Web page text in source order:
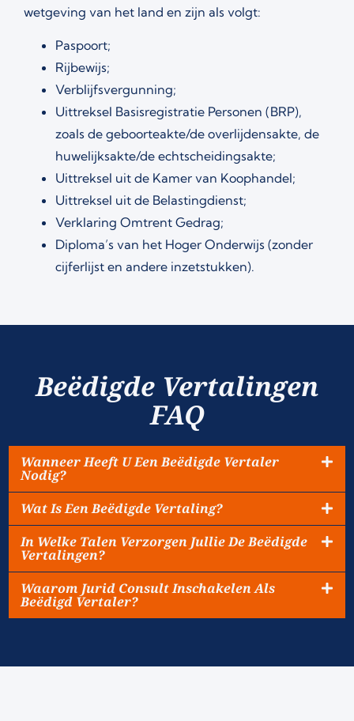
wetgeving van het land en zijn als volgt:
Paspoort;
Rijbewijs;
Verblijfsvergunning;
Uittreksel Basisregistratie Personen (BRP),
zoals de geboorteakte/de overlijdensakte, de
huwelijksakte/de echtscheidingsakte;
Uittreksel uit de Kamer van Koophandel;
Uittreksel uit de Belastingdienst;
Verklaring Omtrent Gedrag;
Diploma’s van het Hoger Onderwijs (zonder
cijferlijst en andere inzetstukken).
Beëdigde Vertalingen
FAQ
Wanneer Heeft U Een Beëdigde Vertaler
Nodig?
Wat Is Een Beëdigde Vertaling?
In Welke Talen Verzorgen Jullie De Beëdigde
Vertalingen?
Waarom Jurid Consult Inschakelen Als
Beëdigd Vertaler?